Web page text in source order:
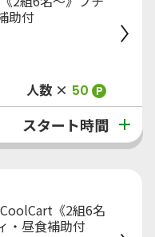
助付
人数 × 50 P
スタート時間
《2組6名
・昼食補助付